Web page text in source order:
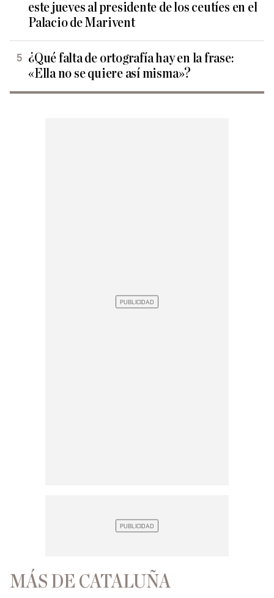
este jueves al presidente de los ceutíes en el
Palacio de Marivent
¿Qué falta de ortografía hay en la frase:
«Ella no se quiere así misma»?
MÁS DE CATALUÑA